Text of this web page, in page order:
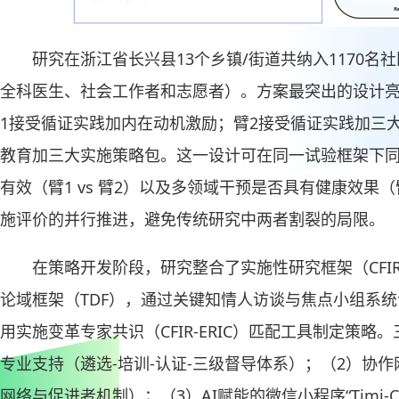
研究在浙江省长兴县13个乡镇/街道共纳入1170名
全科医生、社会工作者和志愿者）。方案最突出的设计
1接受循证实践加内在动机激励；臂2接受循证实践加三
教育加三大实施策略包。这一设计可在同一试验框架
有效（臂1 vs 臂2）以及多领域干预是否具有健康效果
施评价的并行推进，避免传统研究中两者割裂的局限。
在策略开发阶段，研究整合了实施性研究框架（
论域框架（TDF），通过关键知情人访谈与焦点小组系
用实施变革专家共识（CFIR-ERIC）匹配工具制定策略
专业支持（遴选-培训-认证-三级督导体系）；（2）协